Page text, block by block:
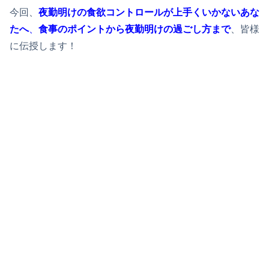
今回、 夜勤明けの食欲コントロールが上手くいかないあな
たへ、 食事のポイントから夜勤明けの過ごし方まで、皆様
に伝授します！